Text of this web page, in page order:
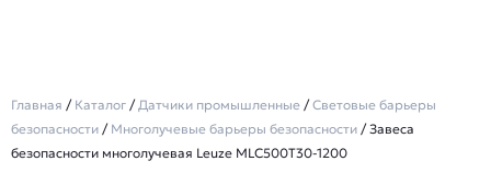
Главная / Каталог /Датчики промышленные /Световые барьеры
безопасности / Многолучевые барьеры безопасности / Завеса
безопасности многолучевая Leuze MLC500T30-1200